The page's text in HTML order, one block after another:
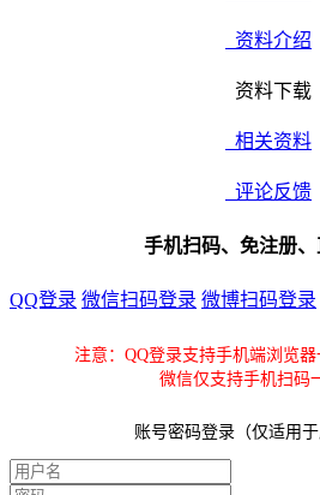
资料介绍
资料下载
相关资料
评论反馈
手机扫码、免注册
QQ登录 微信扫码登录 微博扫码登录
注意：QQ登录支持手机端浏览
微信仅支持手机扫码
账号密码登录（仅适用于